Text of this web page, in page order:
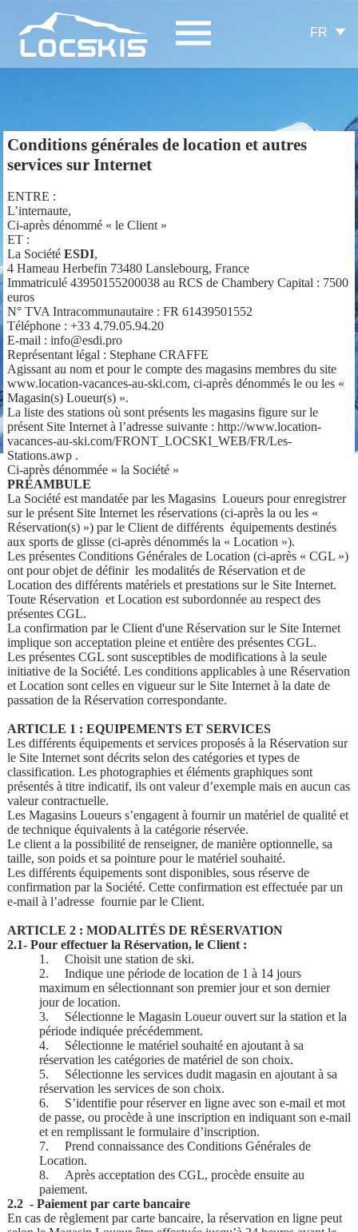
FR
Conditions générales de location et autres
services sur Internet
ENTRE :
L’internaute,
Ci-après dénommé « le Client »
ET :
La Société ESDI,
4 Hameau Herbefin 73480 Lanslebourg, France
Immatriculé 43950155200038 au RCS de Chambery Capital : 7500
euros
N° TVA Intracommunautaire : FR 61439501552
Téléphone : +33 4.79.05.94.20
E-mail : info@esdi.pro
Représentant légal : Stephane CRAFFE
Agissant au nom et pour le compte des magasins membres du site
www.location-vacances-au-ski.com, ci-après dénommés le ou les «
Magasin(s) Loueur(s) ».
La liste des stations où sont présents les magasins figure sur le
présent Site Internet à l’adresse suivante : http://www.location-
vacances-au-ski.com/FRONT_LOCSKI_WEB/FR/Les-
Stations.awp .
Ci-après dénommée « la Société »
PRÉAMBULE
La Société est mandatée par les Magasins Loueurs pour enregistrer
sur le présent Site Internet les réservations (ci-après la ou les «
Réservation(s) ») par le Client de différents équipements destinés
aux sports de glisse (ci-après dénommés la « Location »).
Les présentes Conditions Générales de Location (ci-après « CGL »)
ont pour objet de définir les modalités de Réservation et de
Location des différents matériels et prestations sur le Site Internet.
Toute Réservation et Location est subordonnée au respect des
présentes CGL.
La confirmation par le Client d'une Réservation sur le Site Internet
implique son acceptation pleine et entière des présentes CGL.
Les présentes CGL sont susceptibles de modifications à la seule
initiative de la Société. Les conditions applicables à une Réservation
et Location sont celles en vigueur sur le Site Internet à la date de
passation de la Réservation correspondante.
ARTICLE 1 : EQUIPEMENTS ET SERVICES
Les différents équipements et services proposés à la Réservation sur
le Site Internet sont décrits selon des catégories et types de
classification. Les photographies et éléments graphiques sont
présentés à titre indicatif, ils ont valeur d’exemple mais en aucun cas
valeur contractuelle.
Les Magasins Loueurs s’engagent à fournir un matériel de qualité et
de technique équivalents à la catégorie réservée.
Le client a la possibilité de renseigner, de manière optionnelle, sa
taille, son poids et sa pointure pour le matériel souhaité.
Les différents équipements sont disponibles, sous réserve de
confirmation par la Société. Cette confirmation est effectuée par un
e-mail à l’adresse fournie par le Client.
ARTICLE 2 : MODALITÉS DE RÉSERVATION
2.1- Pour effectuer la Réservation, le Client :
1.
Choisit une station de ski.
2.
Indique une période de location de 1 à 14 jours
maximum en sélectionnant son premier jour et son dernier
jour de location.
3.
Sélectionne le Magasin Loueur ouvert sur la station et la
période indiquée précédemment.
4.
Sélectionne le matériel souhaité en ajoutant à sa
réservation les catégories de matériel de son choix.
5.
Sélectionne les services dudit magasin en ajoutant à sa
réservation les services de son choix.
6.
S’identifie pour réserver en ligne avec son e-mail et mot
de passe, ou procède à une inscription en indiquant son e-mail
et en remplissant le formulaire d’inscription.
7.
Prend connaissance des Conditions Générales de
Location.
8.
Après acceptation des CGL, procède ensuite au
paiement.
2.2 - Paiement par carte bancaire
En cas de règlement par carte bancaire, la réservation en ligne peut